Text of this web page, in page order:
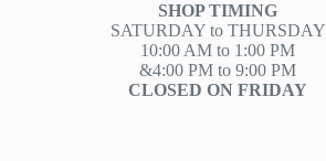
SHOP TIMING
SATURDAY to THURSDAY
10:00 AM to 1:00 PM
&4:00 PM to 9:00 PM
CLOSED ON FRIDAY